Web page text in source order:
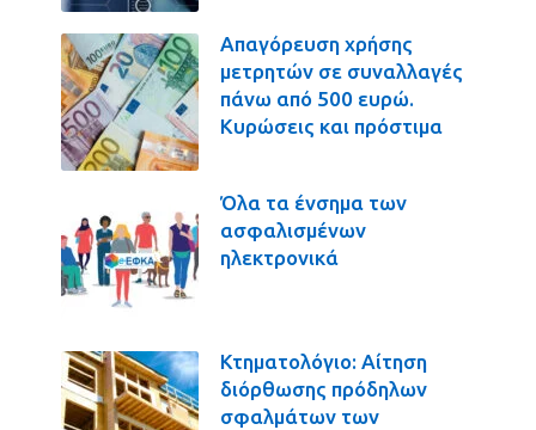
Απαγόρευση χρήσης
μετρητών σε συναλλαγές
πάνω από 500 ευρώ.
Κυρώσεις και πρόστιμα
Όλα τα ένσημα των
ασφαλισμένων
ηλεκτρονικά
Κτηματολόγιο: Αίτηση
διόρθωσης πρόδηλων
σφαλμάτων των